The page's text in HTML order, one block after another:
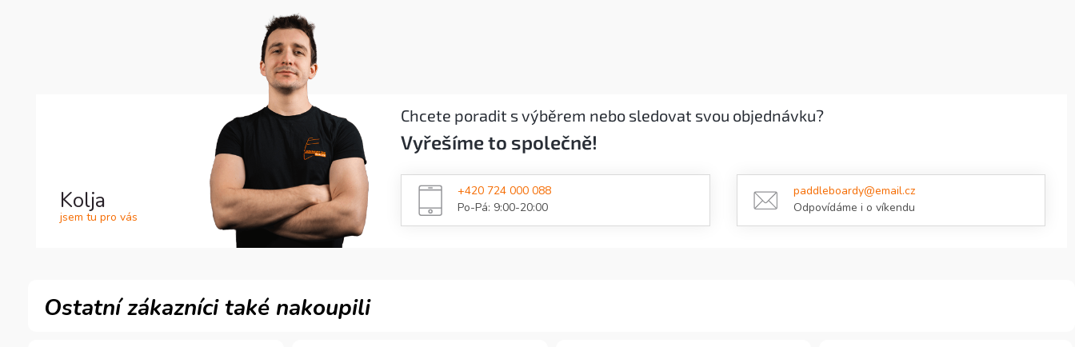
Kolja
jsem tu pro vás
Chcete poradit s výběrem nebo sledovat svou objednávku?
Vyřešíme to společně!
+420 724 000 088
Po-Pá: 9:00-20:00
paddleboardy@email.cz
Odpovídáme i o víkendu